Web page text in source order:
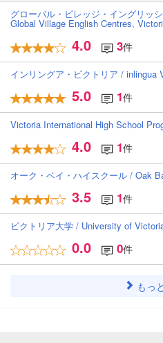
グローバル・ビレッジ・イングリッ
Global Village English Centres,
4.0 3件
インリングア・ビクトリア / inlingua
5.0 1件
Victoria International High School
4.0 1件
オーク・ベイ・ハイスクール / Oak
3.5 1件
ビクトリア大学 / University of
0.0 0件
もっ